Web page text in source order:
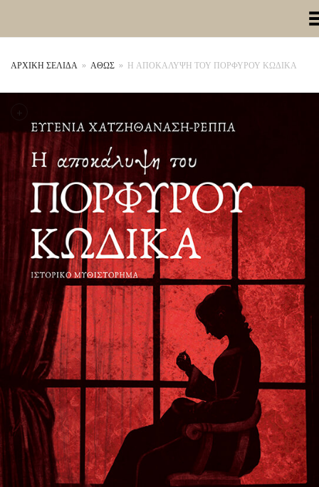
Toggle
ΑΡΧΙΚΉ ΣΕΛΊΔΑ » ΑΘΩΣ » Η ΑΠΟΚΑΛΥΨΗ ΤΟΥ ΠΟΡΦΥΡΟΥ ΚΩΔΙΚΑ
+